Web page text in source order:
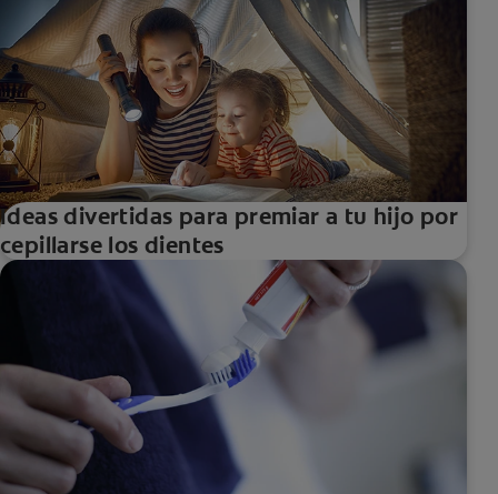
Ideas divertidas para premiar a tu hijo por
cepillarse los dientes